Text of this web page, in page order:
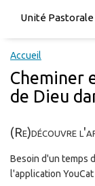
Unité
Accueil
Cheminer
de Dieu
(Re)découvre
Besoin d'un temps
l'application YouCat